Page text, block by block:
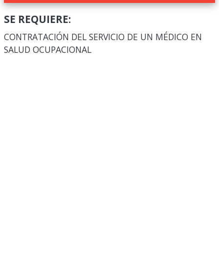
SE REQUIERE:
CONTRATACIÓN DEL SERVICIO DE UN MÉDICO EN
SALUD OCUPACIONAL